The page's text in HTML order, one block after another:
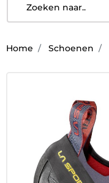
Home Schoenen